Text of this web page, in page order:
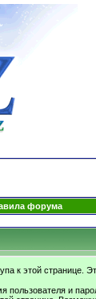
форума
к этой странице.
и